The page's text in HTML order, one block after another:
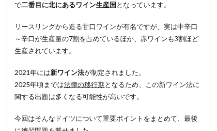
で二番目に北にあるワイン生産国となっています。
リースリングから造る甘口ワインが有名ですが、実は中辛口
～辛口が生産量の7割を占めているほか、赤ワインも3割ほど
生産されています。
2021年には新ワイン法が制定されました。
2025年頃までは法律の移行期となるため、この新ワイン法に
関する出題は多くなる可能性が高いです。
今回はそんなドイツについて重要ポイントをまとめて、最後